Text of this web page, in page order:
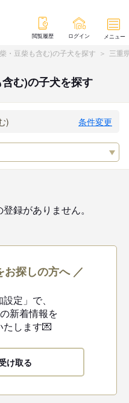
閲覧履歴 ログイン メニュー
・豆柴も含む)の子犬を探す 三重
む)の子犬を探す
条件変更
録がありません。
お探しの方へ ／
定」で、
新着情報を
たします💌
け取る